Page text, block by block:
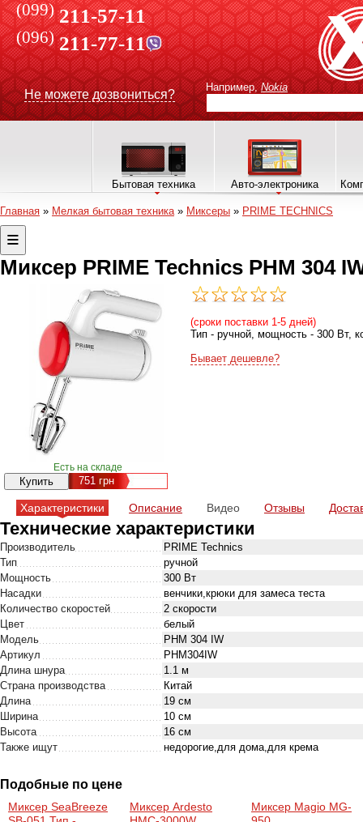
(099) 211-57-11
(096)211-77-11
Не можете дозвониться?
Например, Nokia
Бытовая техника Авто-электроника
Главная » Мелкая бытовая техника» Миксеры » PRIME TECHNICS
Миксер PRIME Technics PHM 304
Есть на складе
751грн
(сроки поставки 1-5 дней)
Тип - ручной, мощность - 300 Вт,
Бывает дешевле?
Характеристики Описание Видео Отзывы
Технические характеристики
Производитель
PRIME Technics
Тип
ручной
Мощность
300 Вт
Насадки
венчики,крюки для замеса теста
Количество скоростей
2 скорости
Цвет
белый
Модель
PHM 304 IW
Артикул
PHM304IW
Длина шнура
1.1 м
Страна производства
Китай
Длина
19 см
Ширина
10 см
Высота
16 см
Также ищут
недорогие,для дома,для крема
Подобные по цене
Миксер SeaBreeze
Миксер Ardesto
Миксер Magio MG-